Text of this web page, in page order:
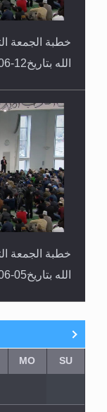
خطبة الجمعة
الله بتاريخ12-06-2026
خطبة الجمعة
الله بتاريخ05-06-2026
SU
MO